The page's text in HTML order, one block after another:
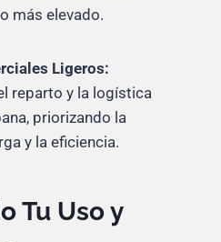
más elevado.
Ligeros:
reparto y la logística
priorizando la
y la eficiencia.
Tu Uso y